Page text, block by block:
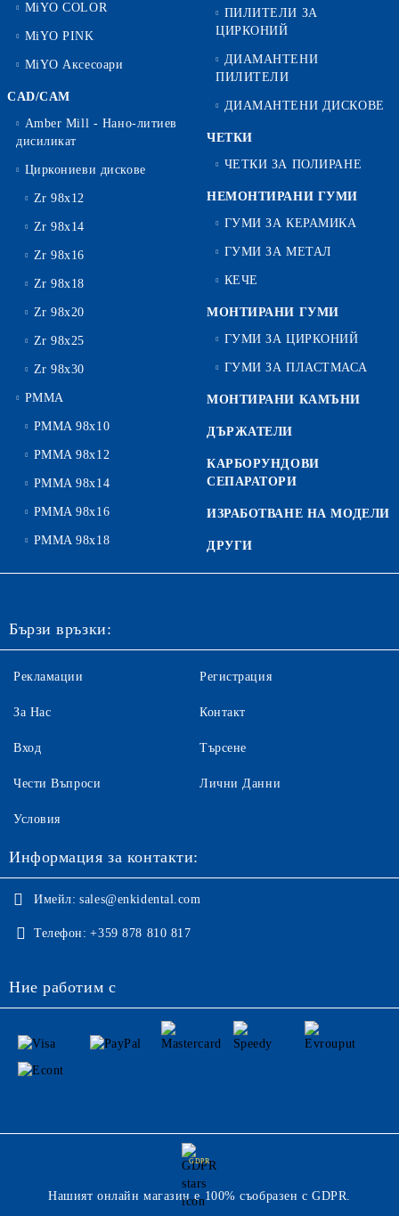
MiYO COLOR
MiYO PINK
MiYO Аксесоари
CAD/CAM
Amber Mill - Нано-литиев
дисиликат
Циркониеви дискове
Zr 98x12
Zr 98x14
Zr 98x16
Zr 98x18
Zr 98x20
Zr 98x25
Zr 98x30
PMMA
PMMA 98x10
PMMA 98x12
PMMA 98x14
PMMA 98x16
PMMA 98x18
ПИЛИТЕЛИ ЗА
ЦИРКОНИЙ
ДИАМАНТЕНИ
ПИЛИТЕЛИ
ДИАМАНТЕНИ ДИСКОВЕ
ЧЕТКИ
ЧЕТКИ ЗА ПОЛИРАНЕ
НЕМОНТИРАНИ ГУМИ
ГУМИ ЗА КЕРАМИКА
ГУМИ ЗА МЕТАЛ
КЕЧЕ
МОНТИРАНИ ГУМИ
ГУМИ ЗА ЦИРКОНИЙ
ГУМИ ЗА ПЛАСТМАСА
МОНТИРАНИ КАМЪНИ
ДЪРЖАТЕЛИ
КАРБОРУНДОВИ
СЕПАРАТОРИ
ИЗРАБОТВАНЕ НА МОДЕЛИ
ДРУГИ
Бързи връзки:
Рекламации
За Нас
Вход
Чести Въпроси
Регистрация
Контакт
Търсене
Лични Данни
Условия
Информация за контакти:
Имейл: sales@enkidental.com
Телефон: +359 878 810 817
Ние работим с
GDPR
Нашият онлайн магазин е 100% съобразен с GDPR.